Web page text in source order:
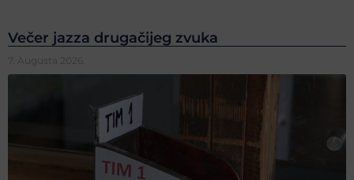
Večer jazza drugačijeg zvuka
7. Augusta 2026.